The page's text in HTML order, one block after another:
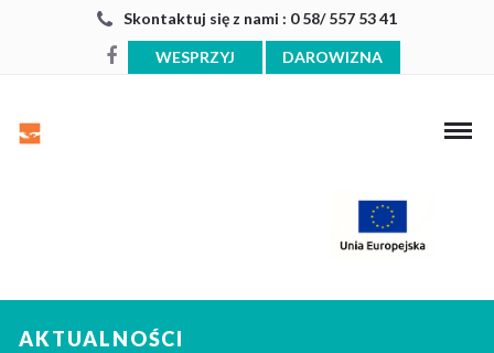
Skontaktuj się z nami : 0 58/ 557 53 41
WESPRZYJ DAROWIZNA
AKTUALNOŚCI